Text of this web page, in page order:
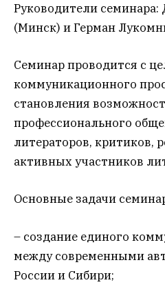
Руководители
(Минск) и Герман
Семинар проводится с
коммуникационного
становления
профессионального
литераторов, критиков,
активных участников
Основные задачи
– создание единого
между современными
России и Сибири;